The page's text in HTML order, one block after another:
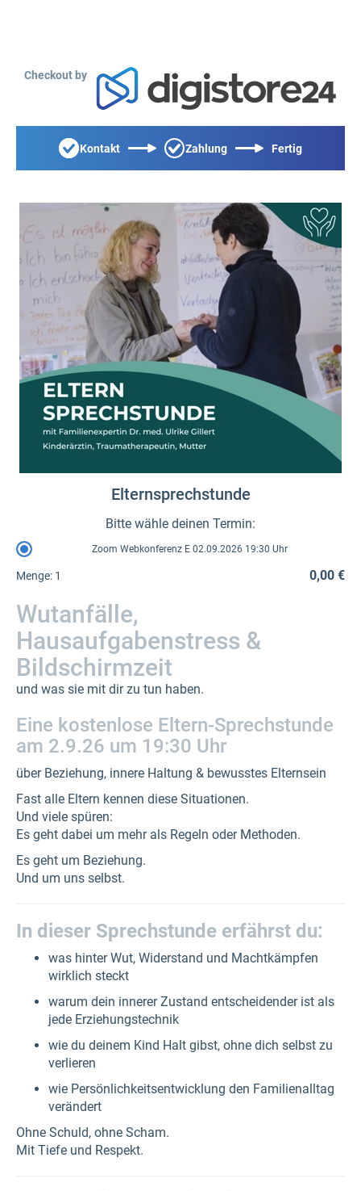
Checkout by
Kontakt Zahlung Fertig
Elternsprechstunde
Bitte wähle deinen Termin:
Zoom Webkonferenz E 02.09.2026 19:30 Uhr
Menge: 1 0,00 €
Wutanfälle,
Hausaufgabenstress &
Bildschirmzeit
und was sie mit dir zu tun haben.
Eine kostenlose Eltern-Sprechstunde
am 2.9.26 um 19:30 Uhr
über Beziehung, innere Haltung & bewusstes Elternsein
Fast alle Eltern kennen diese Situationen.
Und viele spüren:
Es geht dabei um mehr als Regeln oder Methoden.
Es geht um Beziehung.
Und um uns selbst.
In dieser Sprechstunde erfährst du:
was hinter Wut, Widerstand und Machtkämpfen
wirklich steckt
warum dein innerer Zustand entscheidender ist als
jede Erziehungstechnik
wie du deinem Kind Halt gibst, ohne dich selbst zu
verlieren
wie Persönlichkeitsentwicklung den Familienalltag
verändert
Ohne Schuld, ohne Scham.
Mit Tiefe und Respekt.